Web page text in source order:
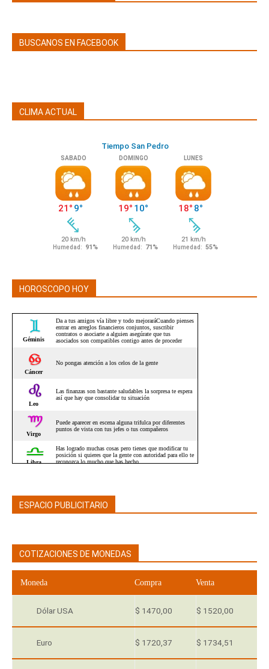
BUSCANOS EN FACEBOOK
CLIMA ACTUAL
HOROSCOPO HOY
ESPACIO PUBLICITARIO
COTIZACIONES DE MONEDAS
Moneda Compra Venta
Dólar USA $ 1470,00 $ 1520,00
Euro $ 1720,37 $ 1734,51